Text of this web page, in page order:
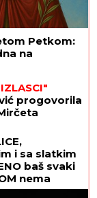
Petkom:
na
progovorila
i sa slatkim
baš svaki
nema